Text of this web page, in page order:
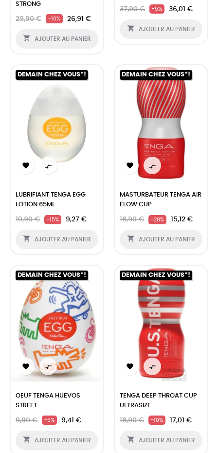
STRONG
29,90 € -10% 26,91 €
 AJOUTER AU PANIER
37,90 € -5% 36,01 €
 AJOUTER AU PANIER
DEMAIN CHEZ VOUS*!
 
LUBRIFIANT TENGA EGG
LOTION 65ML
10,90 € -15% 9,27 €
 AJOUTER AU PANIER
DEMAIN CHEZ VOUS*!
 
MASTURBATEUR TENGA AIR
FLOW CUP
18,90 € -20% 15,12 €
 AJOUTER AU PANIER
DEMAIN CHEZ VOUS*!
 
OEUF TENGA HUEVOS
STREET
9,90 € -5% 9,41 €
 AJOUTER AU PANIER
DEMAIN CHEZ VOUS*!
 
TENGA DEEP THROAT CUP
ULTRASIZE
18,90 € -10% 17,01 €
 AJOUTER AU PANIER